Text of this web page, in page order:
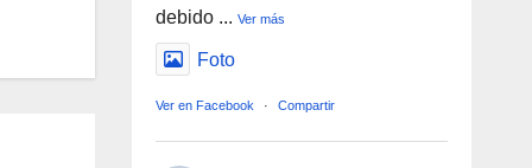
debido ... Ver más
Foto
Ver en Facebook · Compartir